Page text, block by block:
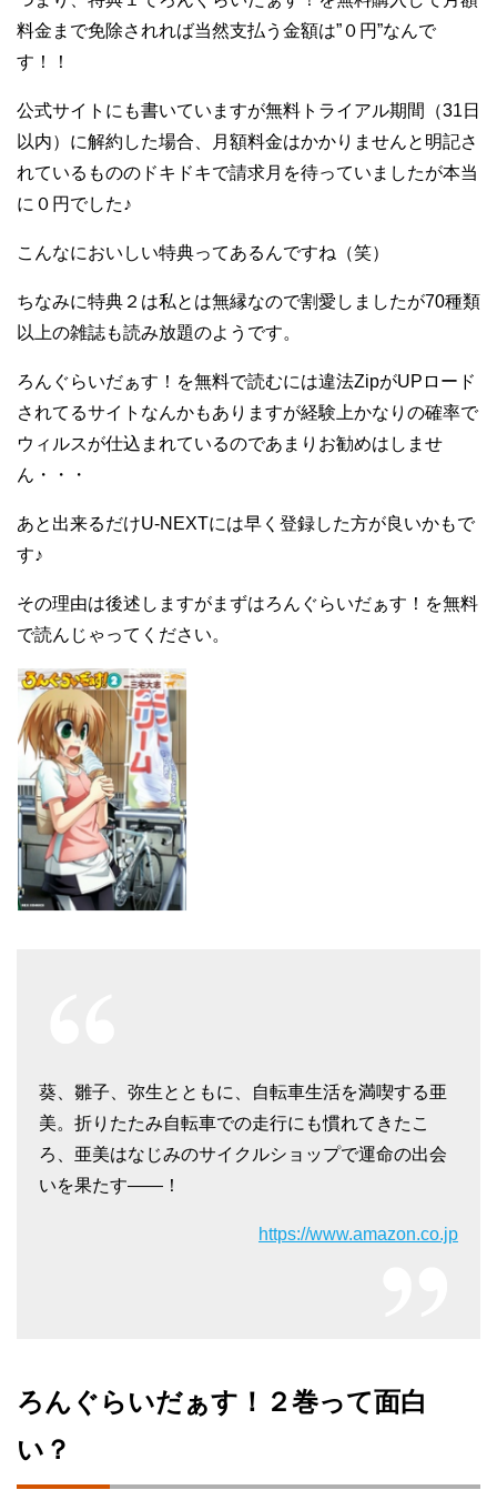
料金まで免除されれば当然支払う金額は”０円”なんで
す！！
公式サイトにも書いていますが無料トライアル期間（31日
以内）に解約した場合、月額料金はかかりませんと明記さ
れているもののドキドキで請求月を待っていましたが本当
に０円でした♪
こんなにおいしい特典ってあるんですね（笑）
ちなみに特典２は私とは無縁なので割愛しましたが70種類
以上の雑誌も読み放題のようです。
ろんぐらいだぁす！を無料で読むには違法ZipがUPロード
されてるサイトなんかもありますが経験上かなりの確率で
ウィルスが仕込まれているのであまりお勧めはしませ
ん・・・
あと出来るだけU-NEXTには早く登録した方が良いかもで
す♪
その理由は後述しますがまずはろんぐらいだぁす！を無料
で読んじゃってください。
葵、雛子、弥生とともに、自転車生活を満喫する亜
美。折りたたみ自転車での走行にも慣れてきたこ
ろ、亜美はなじみのサイクルショップで運命の出会
いを果たす――！
https://www.amazon.co.jp
ろんぐらいだぁす！２巻って面白
い？